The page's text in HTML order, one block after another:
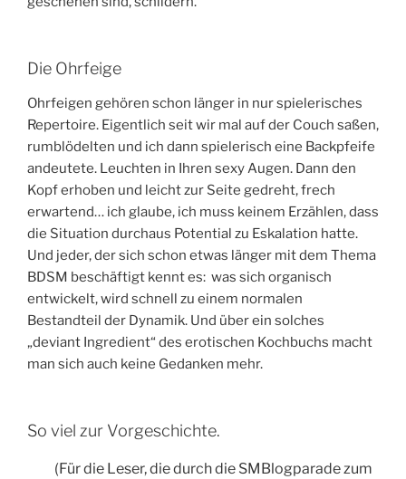
Die Ohrfeige
Ohrfeigen gehören schon länger in nur spielerisches
Repertoire. Eigentlich seit wir mal auf der Couch saßen,
rumblödelten und ich dann spielerisch eine Backpfeife
andeutete. Leuchten in Ihren sexy Augen. Dann den
Kopf erhoben und leicht zur Seite gedreht, frech
erwartend… ich glaube, ich muss keinem Erzählen, dass
die Situation durchaus Potential zu Eskalation hatte.
Und jeder, der sich schon etwas länger mit dem Thema
BDSM beschäftigt kennt es: was sich organisch
entwickelt, wird schnell zu einem normalen
Bestandteil der Dynamik. Und über ein solches
„deviant Ingredient“ des erotischen Kochbuchs macht
man sich auch keine Gedanken mehr.
So viel zur Vorgeschichte.
(Für die Leser, die durch die SMBlogparade zum